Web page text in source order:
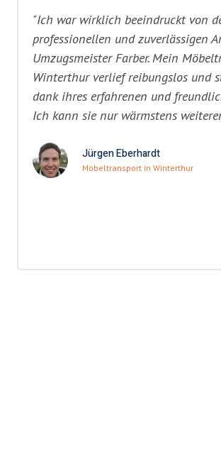
"Ich war wirklich beeindruckt von
professionellen und zuverlässigen
Umzugsmeister Farber. Mein
Winterthur verlief reibungslos und
dank ihres erfahrenen und
Ich kann sie nur wärmstens
Jürgen Eberhardt
Möbeltransport in Winterthur